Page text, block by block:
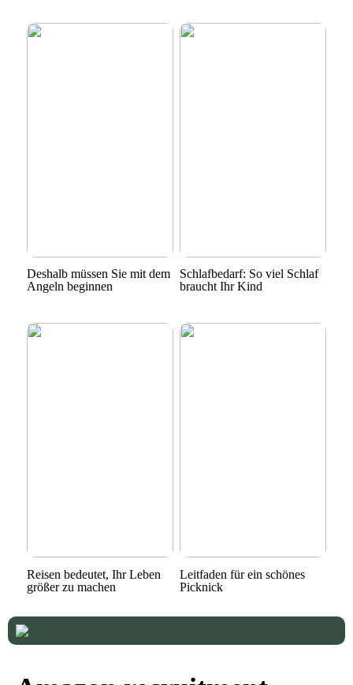
Deshalb müssen Sie mit dem
Angeln beginnen
Schlafbedarf: So viel Schlaf
braucht Ihr Kind
Reisen bedeutet, Ihr Leben
größer zu machen
Leitfaden für ein schönes
Picknick